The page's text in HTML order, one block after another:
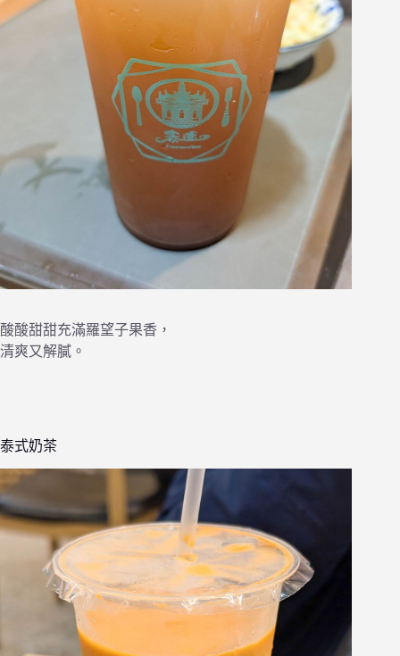
酸酸甜甜充滿羅望子果香，
清爽又解膩。
泰式奶茶